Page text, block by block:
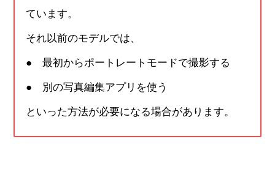
ています。
それ以前のモデルでは、
● 最初からポートレートモードで撮影する
● 別の写真編集アプリを使う
といった方法が必要になる場合があります。